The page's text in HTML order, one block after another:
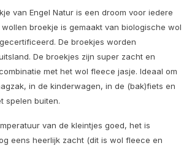
van Engel Natur is een droom voor iedere
broekje is gemaakt van biologische wol
De broekjes worden
De broekjes zijn super zacht en
met het wol fleece jasje. Ideaal om
in de kinderwagen, in de (bak)fiets en
spelen buiten.
van de kleintjes goed, het is
eens heerlijk zacht (dit is wol fleece en